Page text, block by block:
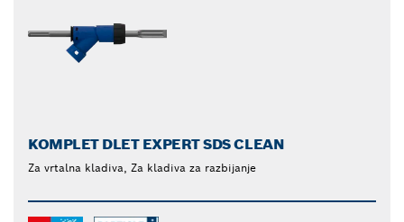
KOMPLET DLET EXPERT SDS CLEAN
Za vrtalna kladiva, Za kladiva za razbijanje